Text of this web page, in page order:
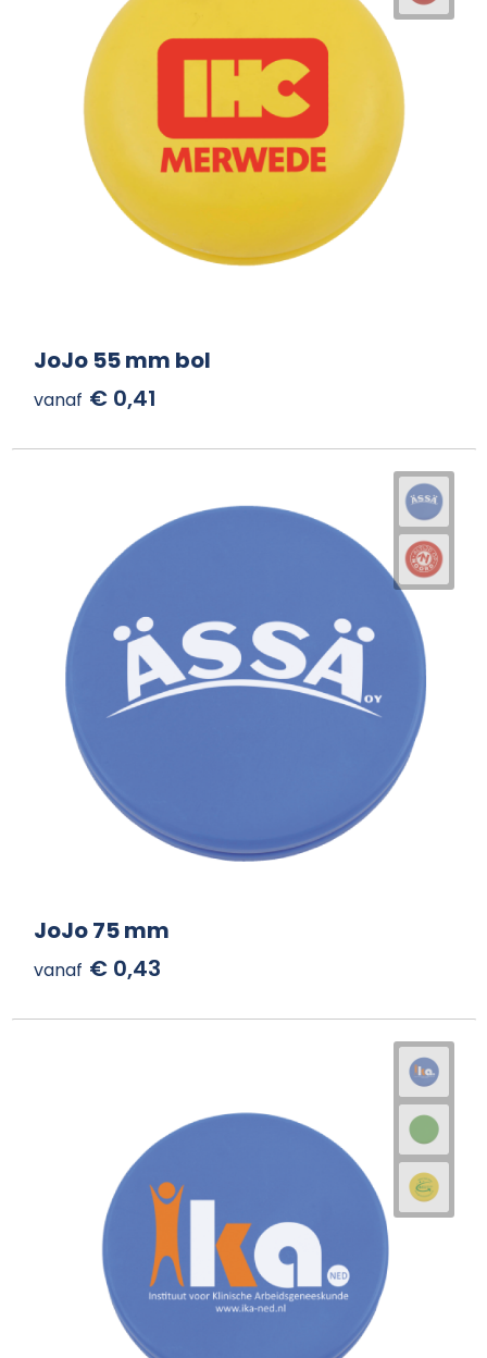
JoJo 55 mm bol
vanaf € 0,41
JoJo 75 mm
vanaf € 0,43